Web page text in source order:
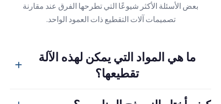
بعض الأسئلة الأكثر شيوعًا التي تطرحها الفرق عند مقارنة
تصميمات آلات التقطيع ذات العمود الواحد.
ما هي المواد التي يمكن لهذه الآلة
تقطيعها؟
وهو مناسب لمجموعة واسعة من المواد الصناعية الضخمة بما في